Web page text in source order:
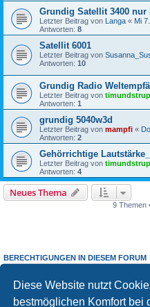
Diese Website nutzt
bestmöglichen Komfort bei
Grundig Satellit 3400 nur
Letzter Beitrag von Langa « Mi
Antworten: 8
Satellit 6001
Letzter Beitrag von
Antworten: 10
Grundig Radio
Letzter Beitrag von
Antworten: 1
grundig 5040w3d
Letzter Beitrag von mampfi «
Antworten: 2
Gehörrichtige
Letzter Beitrag von
Antworten: 4
Neues Thema
9 Themen
BERECHTIGUNGEN IN DIESEM FORUM
Du darfst
keine Antworten zu Themen in
Du darfst deine Beiträge in diesem Forum
Du darfst deine Beiträge in diesem Forum